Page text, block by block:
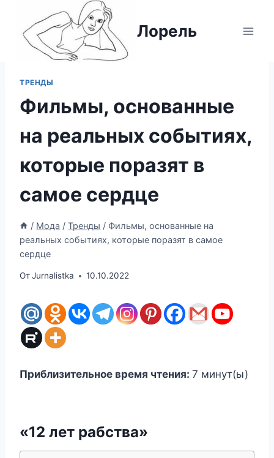
содержимому
Лорель
ТРЕНДЫ
Фильмы, основанные
на реальных событиях,
которые поразят в
самое сердце
/ Мода / Тренды / Фильмы, основанные на
реальных событиях, которые поразят в самое
сердце
ОтJurnalistka 10.10.2022
Приблизительное время чтения: 7 минут(ы)
«12 лет рабства»